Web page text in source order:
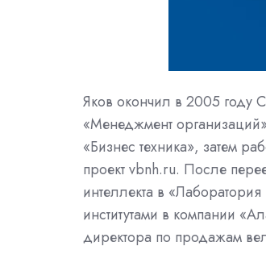
Яков окончил в 2005 году
«Менеджмент
«Бизнес техника», затем
проект vbnh.ru. После
интеллекта в
институтами в компании
директора по продажам